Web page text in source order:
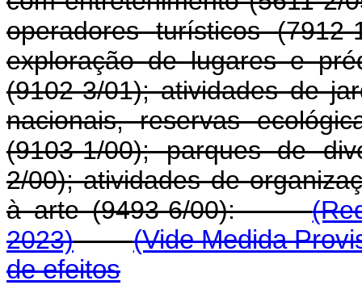
operadores turísticos
exploração de lugares e
(9102-3/01); atividades de
nacionais, reservas
(9103-1/00); parques de
2/00); atividades de
à arte (9493-6/00):
2023)
(Vide Medida
de efeitos